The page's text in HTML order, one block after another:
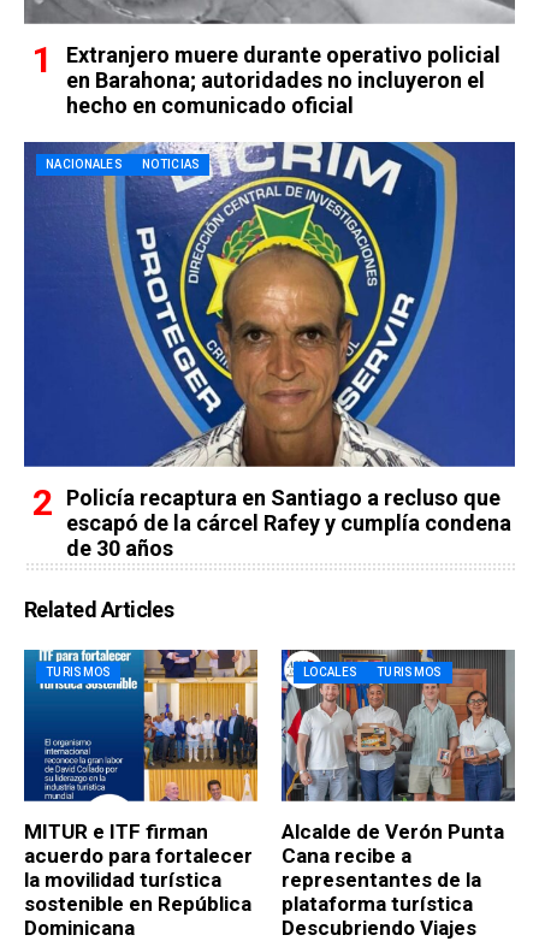
Extranjero muere durante operativo policial
en Barahona; autoridades no incluyeron el
hecho en comunicado oficial
NACIONALES NOTICIAS
Policía recaptura en Santiago a recluso que
escapó de la cárcel Rafey y cumplía condena
de 30 años
Related Articles
TURISMOS
MITUR e ITF firman
acuerdo para fortalecer
la movilidad turística
sostenible en República
Dominicana
LOCALES TURISMOS
Alcalde de Verón Punta
Cana recibe a
representantes de la
plataforma turística
Descubriendo Viajes